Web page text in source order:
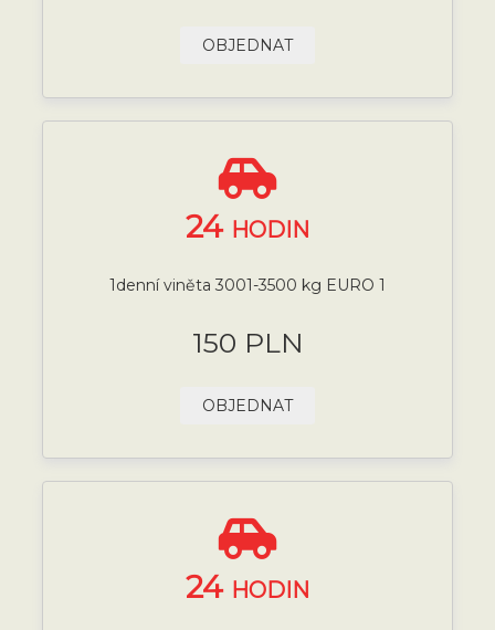
OBJEDNAT
24 HODIN
1denní viněta 3001-3500 kg EURO 1
150 PLN
OBJEDNAT
24 HODIN